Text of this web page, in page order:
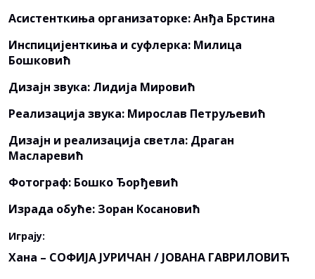
Асистенткиња организаторке: Анђа Брстина
Инспицијенткиња и суфлерка: Милица
Бошковић
Дизајн звука: Лидија Мировић
Реализација звука: Мирослав Петруљевић
Дизајн и реализација светла: Драган
Масларевић
Фотограф: Бошко Ђорђевић
Израда обуће: Зоран Косановић
Играју:
Хана – СОФИЈА ЈУРИЧАН / ЈОВАНА ГАВРИЛОВИЋ